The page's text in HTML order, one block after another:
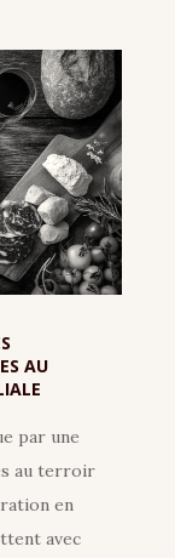
AU
par une
au terroir
en
avec